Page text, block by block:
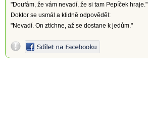
"Doufám, že vám nevadí, že si tam Pepíček hraje."
Doktor se usmál a klidně odpověděl:
"Nevadí. On ztichne, až se dostane k jedům."